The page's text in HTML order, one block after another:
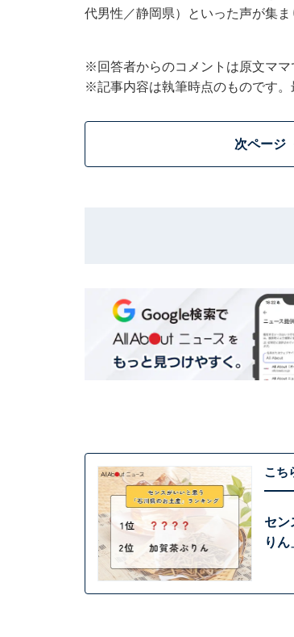
代男性／静岡県）といった声が集ま
※回答者からのコメントは原文ママ
※記事内容は執筆時点のものです
次ページ
こち
セン
りん